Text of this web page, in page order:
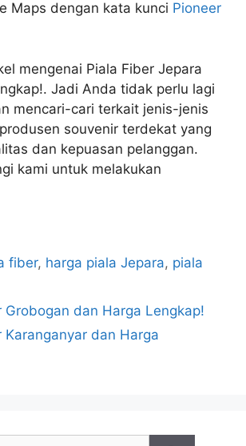
Maps dengan kata kunci Pioneer
mengenai Piala Fiber Jepara
Jadi Anda tidak perlu lagi
mencari-cari terkait jenis-jenis
souvenir terdekat yang
dan kepuasan pelanggan.
kami untuk melakukan
fiber, harga piala Jepara, piala
Grobogan dan Harga Lengkap!
Karanganyar dan Harga